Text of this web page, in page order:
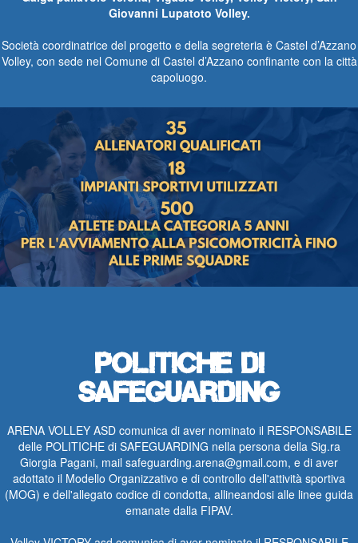
Giovanni Lupatoto Volley.
Società coordinatrice del progetto e della segreteria è Castel d’Azzano
Volley, con sede nel Comune di Castel d’Azzano confinante con la città
capoluogo.
Politiche di
Safeguarding
ARENA VOLLEY ASD comunica di aver nominato il RESPONSABILE
delle POLITICHE di SAFEGUARDING nella persona della Sig.ra
Giorgia Pagani, mail safeguarding.arena@gmail.com, e di aver
adottato il Modello Organizzativo e di controllo dell'attività sportiva
(MOG) e dell'allegato codice di condotta, allineandosi alle linee guida
emanate dalla FIPAV.